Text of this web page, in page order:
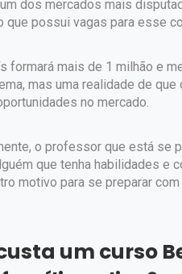
dos mercados mais
possui vagas para esse
formará mais de 1 milhão e
mas uma realidade de
no mercado.
o professor que está se
que tenha habilidades e
motivo para se preparar
um curso